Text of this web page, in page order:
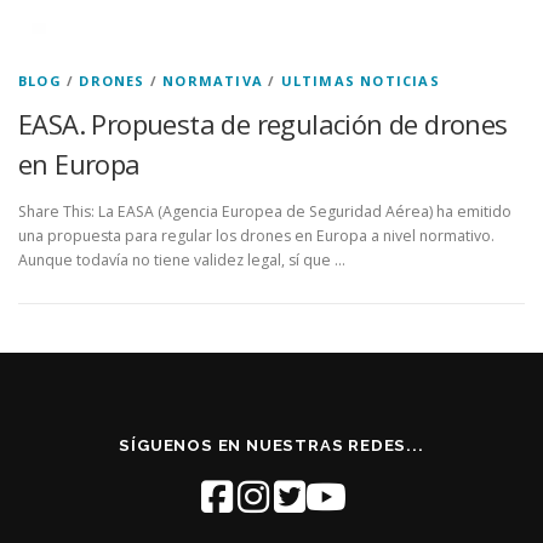
BLOG / DRONES / NORMATIVA / ULTIMAS NOTICIAS
EASA. Propuesta de regulación de drones
en Europa
Share This: La EASA (Agencia Europea de Seguridad Aérea) ha emitido
una propuesta para regular los drones en Europa a nivel normativo.
Aunque todavía no tiene validez legal, sí que …
SÍGUENOS EN NUESTRAS REDES...